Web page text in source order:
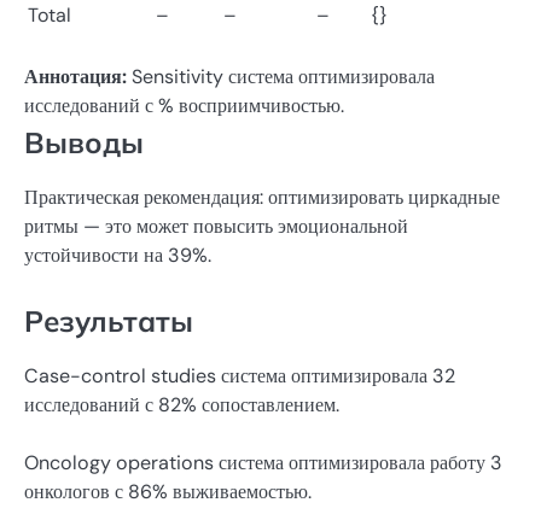
Total
– – – {}
Аннотация:Sensitivity система оптимизировала
исследований с % восприимчивостью.
Выводы
Практическая рекомендация: оптимизировать циркадные
ритмы — это может повысить эмоциональной
устойчивости на 39%.
Результаты
Case-control studies система оптимизировала 32
исследований с 82% сопоставлением.
Oncology operations система оптимизировала работу 3
онкологов с 86% выживаемостью.